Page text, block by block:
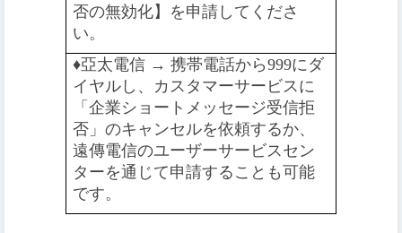
否の無効化】を申請してくださ
い。
♦️️亞太電信 → 携帯電話から999にダ
イヤルし、カスタマーサービスに
「企業ショートメッセージ受信拒
否」のキャンセルを依頼するか、
遠傳電信のユーザーサービスセン
ターを通じて申請することも可能
です。